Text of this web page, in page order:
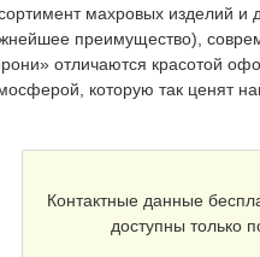
махровых изделий и
преимущество),
отличаются красотой
которую так ценят
Контактные данные
доступны только